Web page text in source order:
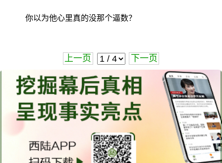
你以为他心里真的没那个逼数？
上一页 下一页